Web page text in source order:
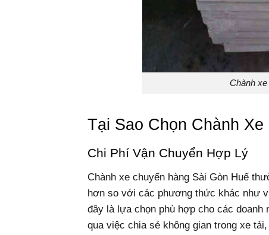
Chành
Tại Sao Chọn Chành
Chi Phí Vận Chuyển Hợp Lý
Chành xe chuyển hàng Sài Gòn Huế
hơn so với các phương thức khác như
đây là lựa chọn phù hợp cho các doanh
qua việc chia sẻ không gian trong xe